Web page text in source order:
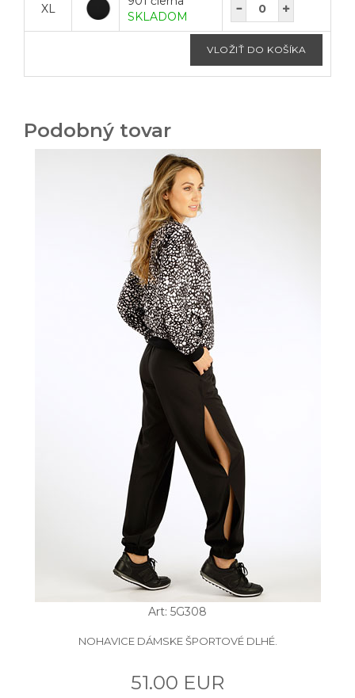
XL
SKLADOM
Podobný tovar
Art: 5G308
NOHAVICE DÁMSKE ŠPORTOVÉ DLHÉ.
51.00 EUR